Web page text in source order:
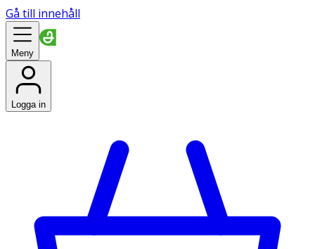
Gå till innehåll
Meny
Logga in